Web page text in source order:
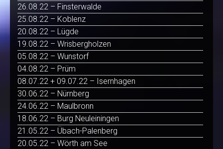
26.08.22 – Finsterwalde
25.08.22 – Koblenz
20.08.22 – Lügde
19.08.22 – Wrisbergholzen
05.08.22 – Wunstorf
04.08.22 – Prüm
08.07.22 + 09.07.22 – Isernhagen
30.06.22 – Nürnberg
24.06.22 – Maulbronn
18.06.22 – Burg Neuleiningen
21.05.22 – Übach-Palenberg
20.05.22 – Wörth am See